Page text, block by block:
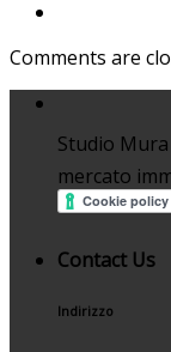
Comments are
Studio
mercato
Contact Us
Indirizzo